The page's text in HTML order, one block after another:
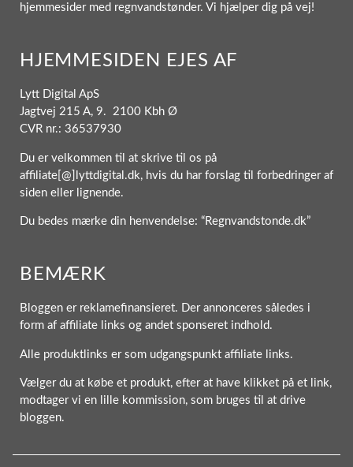
hjemmesider med regnvandstønder. Vi hjælper dig på vej!
HJEMMESIDEN EJES AF
Lytt Digital ApS
Jagtvej 215 A, 9. 2100 Kbh Ø
CVR nr.: 36537930
Du er velkommen til at skrive til os på
affiliate[@]lyttdigital.dk, hvis du har forslag til forbedringer af
siden eller lignende.
Du bedes mærke din henvendelse: “Regnvandstonde.dk”
BEMÆRK
Bloggen er reklamefinansieret. Der annonceres således i
form af affiliate links og andet sponseret indhold.
Alle produktlinks er som udgangspunkt affiliate links.
Vælger du at købe et produkt, efter at have klikket på et link,
modtager vi en lille kommission, som bruges til at drive
bloggen.